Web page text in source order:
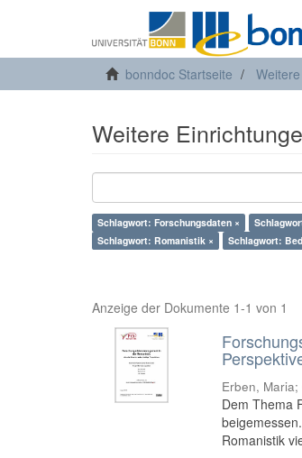
bonndoc Startseite
Weitere
Schlagwort: Forschungsdaten ×
Schlagwort: Romanistik ×
Schlagwort:
Anzeige der Dokumente 1-1 von 1
Erben, Maria;
Dem Thema
Romanistik